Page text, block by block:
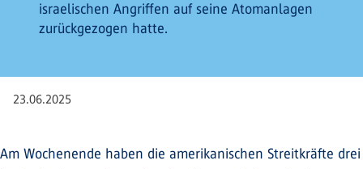
israelischen Angriffen auf seine Atomanlagen
zurückgezogen hatte.
23.06.2025
Am Wochenende haben die amerikanischen Streitkräfte drei